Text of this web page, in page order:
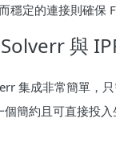
穩定的連接則確保
與
集成非常簡單，
簡約且可直接投